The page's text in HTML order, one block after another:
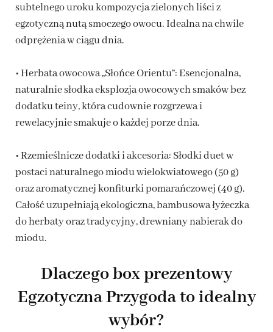
subtelnego uroku kompozycja zielonych liści z
egzotyczną nutą smoczego owocu. Idealna na chwile
odprężenia w ciągu dnia.
• Herbata owocowa „Słońce Orientu”: Esencjonalna,
naturalnie słodka eksplozja owocowych smaków bez
dodatku teiny, która cudownie rozgrzewa i
rewelacyjnie smakuje o każdej porze dnia.
• Rzemieślnicze dodatki i akcesoria: Słodki duet w
postaci naturalnego miodu wielokwiatowego (50 g)
oraz aromatycznej konfiturki pomarańczowej (40 g).
Całość uzupełniają ekologiczna, bambusowa łyżeczka
do herbaty oraz tradycyjny, drewniany nabierak do
miodu.
Dlaczego box prezentowy
Egzotyczna Przygoda to idealny
wybór?